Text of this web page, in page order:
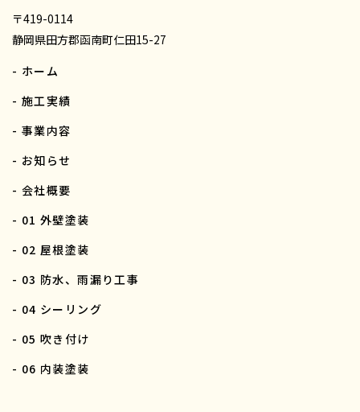
〒419-0114
静岡県田方郡函南町仁田15-27
- ホーム
- 施工実績
- 事業内容
- お知らせ
- 会社概要
- 01 外壁塗装
- 02 屋根塗装
- 03 防水、雨漏り工事
- 04 シーリング
- 05 吹き付け
- 06 内装塗装